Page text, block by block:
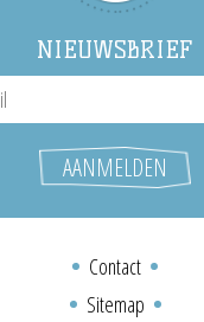
NIEUWSBRIEF
Contact
Sitemap